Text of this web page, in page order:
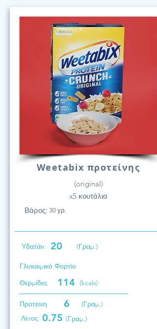
Weetabix προτείνης
(original)
x5 κουτάλια
Βάρος: 30 γρ.
Υδατάν. 20 (Γραμ.)
Γλυκαιμικό Φορτίο
Θερμίδες
114 (kcals)
Προτεινη 6
(Γραμ.)
Λίπος 0.75 (Γραμ.)